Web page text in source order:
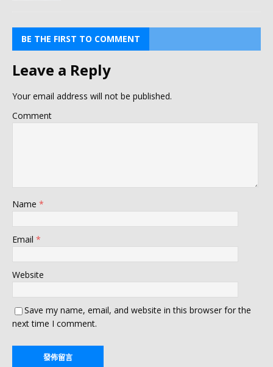
BE THE FIRST TO COMMENT
Leave a Reply
Your email address will not be published.
Comment
Name *
Email *
Website
Save my name, email, and website in this browser for the
next time I comment.